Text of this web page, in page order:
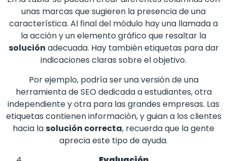
unas marcas que sugieren la presencia de una
característica. Al final del módulo hay una llamada a
la acción y un elemento gráfico que resaltar la
solución adecuada. Hay también etiquetas para dar
indicaciones claras sobre el objetivo.
Por ejemplo, podría ser una versión de una
herramienta de SEO dedicada a estudiantes, otra
independiente y otra para las grandes empresas. Las
etiquetas contienen información, y guian a los clientes
hacia lasolución correcta, recuerda que la gente
aprecia este tipo de ayuda.